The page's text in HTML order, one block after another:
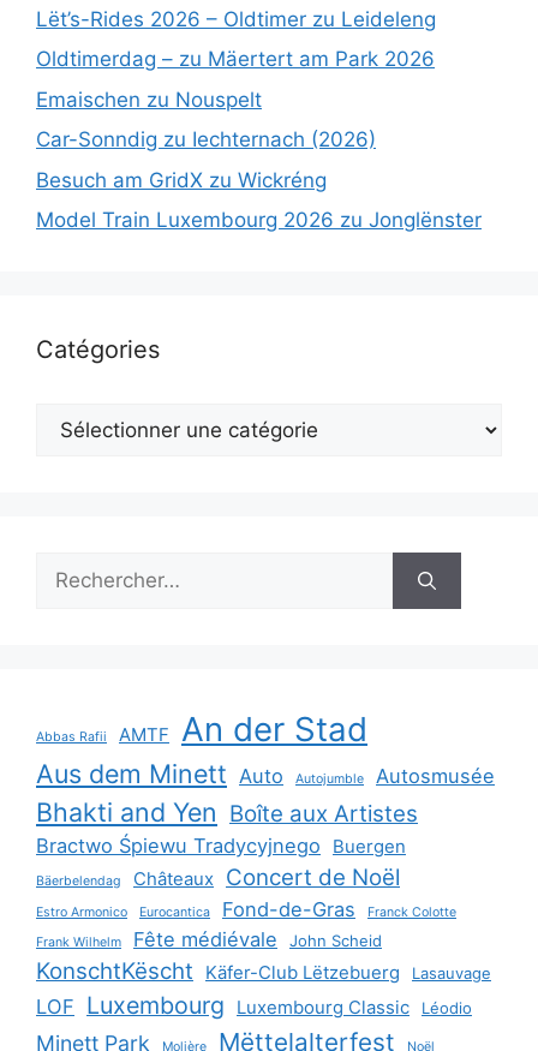
Lët’s-Rides 2026 – Oldtimer zu Leideleng
Oldtimerdag – zu Mäertert am Park 2026
Emaischen zu Nouspelt
Car-Sonndig zu Iechternach (2026)
Besuch am GridX zu Wickréng
Model Train Luxembourg 2026 zu Jonglënster
Catégories
Catégories
Rechercher :
Abbas Rafii AMTF An der Stad
Aus dem Minett Auto Autojumble Autosmusée
Bhakti and Yen Boîte aux Artistes
Bractwo Śpiewu Tradycyjnego Buergen
Bäerbelendag Châteaux Concert de Noël
Estro Armonico Eurocantica Fond-de-Gras
Franck Colotte
Frank Wilhelm
Fête médiévale John Scheid
KonschtKëscht Käfer-Club Lëtzebuerg Lasauvage
LOF Luxembourg Luxembourg Classic Léodio
Minett Park Molière Mëttelalterfest Noël